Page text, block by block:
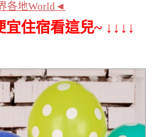
各地World◄
宜住宿看這兒~ ↓↓↓↓